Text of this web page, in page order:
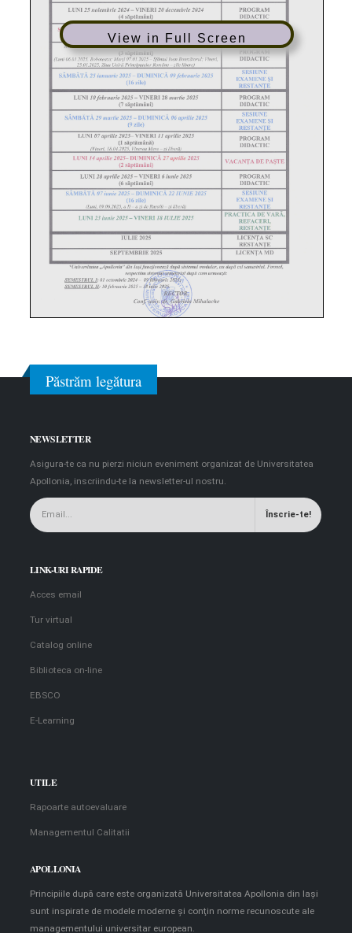
View in Full Screen
Păstrăm legătura
NEWSLETTER
Asigura-te ca nu pierzi niciun eveniment organizat de Universitatea
Apollonia, inscriindu-te la newsletter-ul nostru.
LINK-URI RAPIDE
Acces email
Tur virtual
Catalog online
Biblioteca on-line
EBSCO
E-Learning
UTILE
Rapoarte autoevaluare
Managementul Calitatii
APOLLONIA
Principiile după care este organizată Universitatea Apollonia din Iaşi
sunt inspirate de modele moderne şi conţin norme recunoscute ale
managementului universitar european.